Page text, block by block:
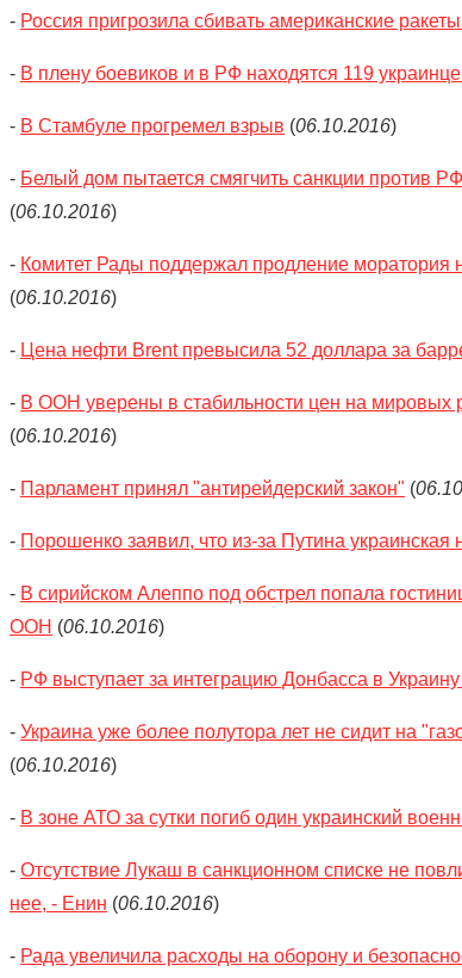
- Россия пригрозила сбивать американские
- В плену боевиков и в РФ находятся 119
- В Стамбуле прогремел взрыв (06.10.2016)
- Белый дом пытается смягчить санкции против
(06.10.2016)
- Комитет Рады поддержал продление моратория
(06.10.2016)
- Цена нефти Brent превысила 52 доллара за
- В ООН уверены в стабильности цен на мировых
(06.10.2016)
- Парламент принял "антирейдерский закон" (
- Порошенко заявил, что из-за Путина украинская
- В сирийском Алеппо под обстрел попала
ООН (06.10.2016)
- РФ выступает за интеграцию Донбасса в
- Украина уже более полутора лет не сидит на
(06.10.2016)
- В зоне АТО за сутки погиб один украинский
- Отсутствие Лукаш в санкционном списке не
нее, - Енин (06.10.2016)
- Рада увеличила расходы на оборону и